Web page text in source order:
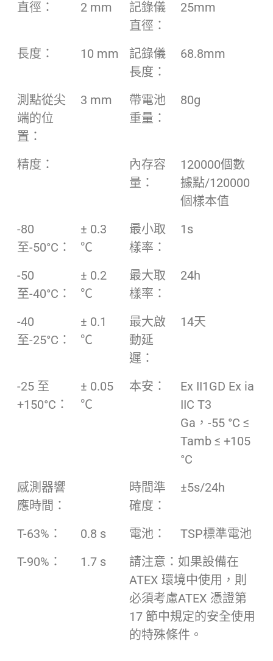
直徑： 2 mm
記錄儀
直徑：
25mm
長度： 10 mm
記錄儀
長度：
68.8mm
測點從尖
端的位
置：
3 mm
帶電池
重量：
80g
精度：
內存容
量：
120000個數
據點/120000
個樣本值
-80
至-50°C：
± 0.3
℃
最小取
樣率：
1s
-50
至-40°C：
± 0.2
℃
最大取
樣率：
24h
-40
至-25°C：
± 0.1
℃
最大啟
動延
遲：
14天
-25 至
+150°C：
± 0.05
℃
本安：
Ex II1GD Ex ia
IIC T3
Ga，-55 °C ≤
Tamb ≤ +105
°C
感測器響
應時間：
時間準
確度：
±5s/24h
T-63%： 0.8 s 電池：
TSP標準電池
T-90%：
1.7 s
請注意：如果設備在
ATEX 環境中使用，則
必須考慮ATEX 憑證第
17 節中規定的安全使用
的特殊條件。